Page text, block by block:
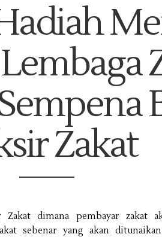
Zakat
dimana pembayar zakat
sebenar yang akan